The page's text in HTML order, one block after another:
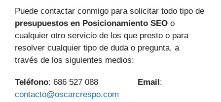
Puede contactar conmigo para solicitar todo tipo de
presupuestos en Posicionamiento SEO o
cualquier otro servicio de los que presto o para
resolver cualquier tipo de duda o pregunta, a
través de los siguientes medios:
Teléfono: 686 527 088 Email :
contacto@oscarcrespo.com